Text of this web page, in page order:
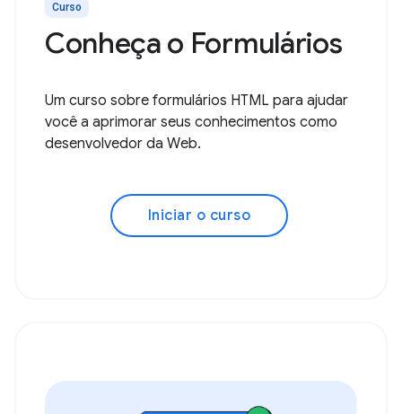
Curso
Conheça o Formulários
Um curso sobre formulários HTML para ajudar
você a aprimorar seus conhecimentos como
desenvolvedor da Web.
Iniciar o curso